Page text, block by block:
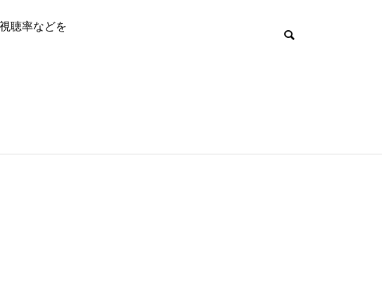
聴率などを